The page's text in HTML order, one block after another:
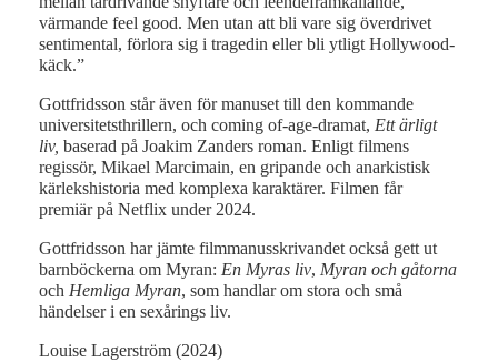
värmande feel good. Men utan att bli vare sig överdrivet
sentimental, förlora sig i tragedin eller bli ytligt Hollywood-
käck.”
Gottfridsson står även för manuset till den kommande
universitetsthrillern, och coming of-age-dramat, Ett ärligt
liv, baserad på Joakim Zanders roman. Enligt filmens
regissör, Mikael Marcimain, en gripande och anarkistisk
kärlekshistoria med komplexa karaktärer. Filmen får
premiär på Netflix under 2024.
Gottfridsson har jämte filmmanusskrivandet också gett ut
barnböckerna om Myran: En Myras liv, Myran och gåtorna
och Hemliga Myran, som handlar om stora och små
händelser i en sexårings liv.
Louise Lagerström (2024)